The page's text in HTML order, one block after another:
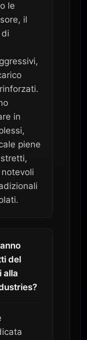
le
il
in
piene
del
alla